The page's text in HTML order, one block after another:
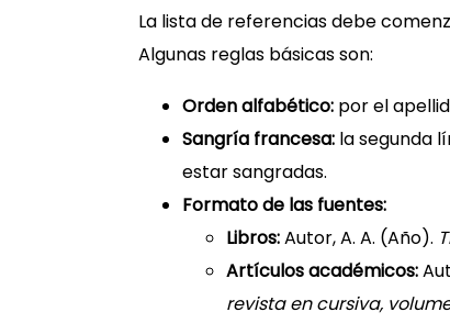
La lista de referencias debe
Algunas reglas básicas son:
Orden alfabético: por el
Sangría francesa: la segunda
estar sangradas.
Formato de las fuentes:
Libros:Autor, A. A. (Año).
Artículos académicos:
revista en cursiva,